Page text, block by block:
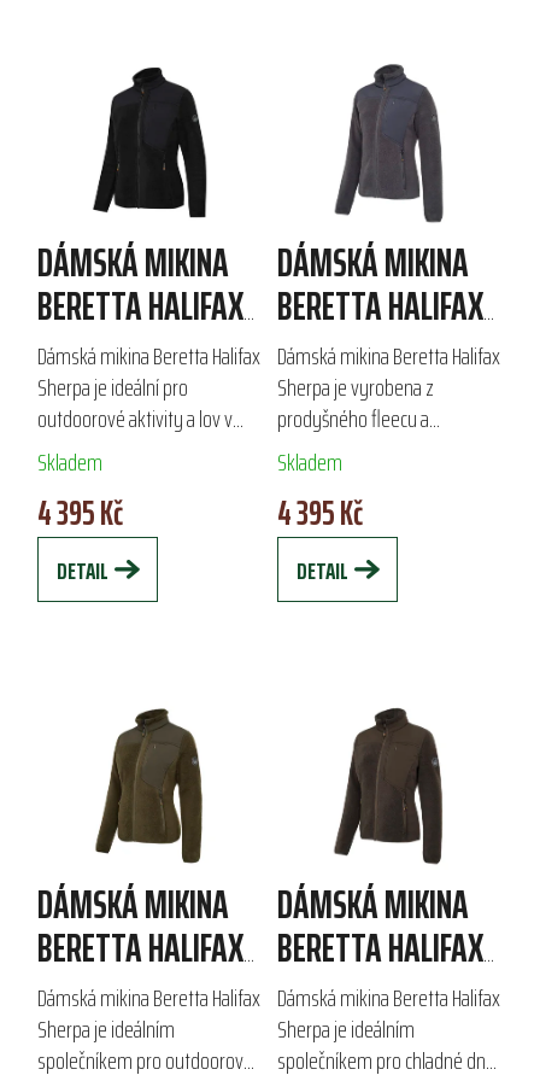
DÁMSKÁ MIKINA
BERETTA HALIFAX
SHERPA
Dámská mikina Beretta Halifax
Sherpa je ideální pro
outdoorové aktivity a lov v
chladnějším počasí. Vyrobena
z prodyšného fleecu s
gramáží 300 g a elastickými
bočními panely,...
Skladem
4 395 Kč
DETAIL
DÁMSKÁ MIKINA
BERETTA HALIFAX
SHERPA
Dámská mikina Beretta Halifax
Sherpa je vyrobena z
prodyšného fleecu a
elastických bočních panelů,
které zajišťují maximální
volnost pohybu. S 300g
fleecem poskytuje optimální...
Skladem
4 395 Kč
DETAIL
DÁMSKÁ MIKINA
BERETTA HALIFAX
SHERPA
Dámská mikina Beretta Halifax
Sherpa je ideálním
společníkem pro outdoorové
DÁMSKÁ MIKINA
BERETTA HALIFAX
SHERPA
Dámská mikina Beretta Halifax
Sherpa je ideálním
společníkem pro chladné dny.